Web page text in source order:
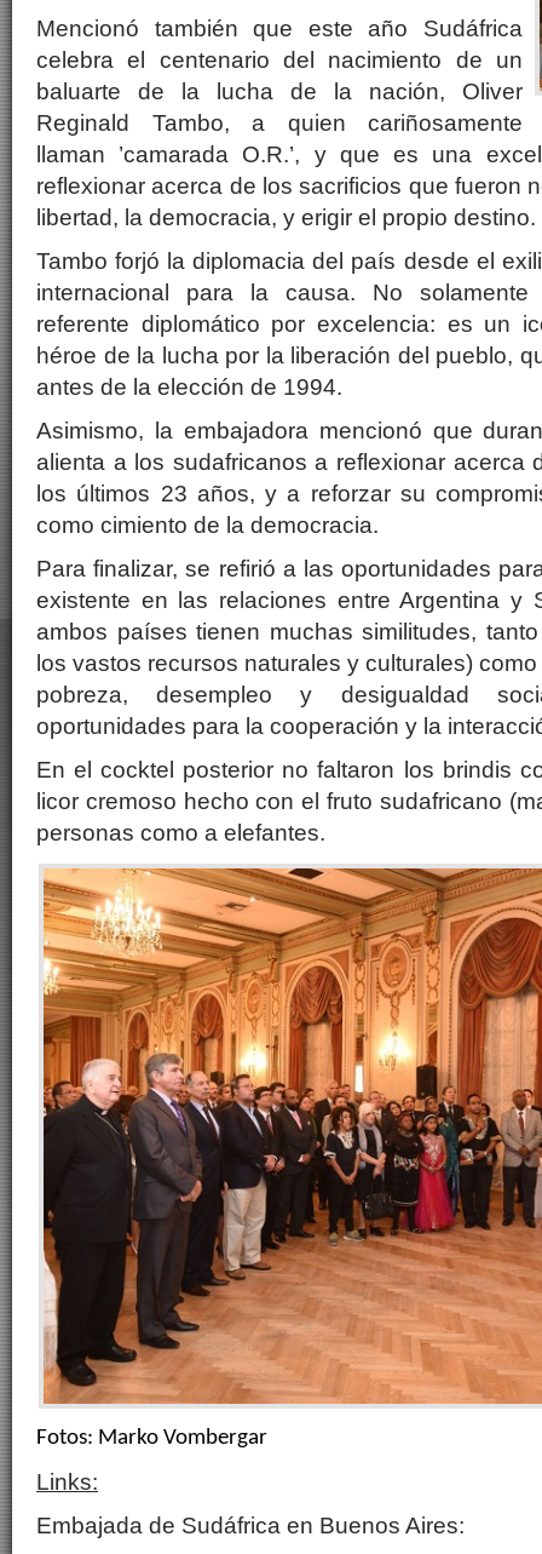
Mencionó también que este año Sudáfrica
celebra el centenario del nacimiento de un
baluarte de la lucha de la nación, Oliver
Reginald Tambo, a quien cariñosamente
llaman ’camarada O.R.’, y que es una
reflexionar acerca de los sacrificios que fueron
libertad, la democracia, y erigir el propio destino.
Tambo forjó la diplomacia del país desde el
internacional para la causa. No
referente diplomático por excelencia: es un
héroe de la lucha por la liberación del pueblo,
antes de la elección de 1994.
Asimismo, la embajadora mencionó que
alienta a los sudafricanos a reflexionar acerca
los últimos 23 años, y a reforzar su
como cimiento de la democracia.
Para finalizar, se refirió a las oportunidades
existente en las relaciones entre Argentina y
ambos países tienen muchas similitudes,
los vastos recursos naturales y culturales)
pobreza, desempleo y desigualdad
oportunidades para la cooperación y la
En el cocktel posterior no faltaron los brindis
licor cremoso hecho con el fruto sudafricano
personas como a elefantes.
Fotos: Marko Vombergar
Links:
Embajada de Sudáfrica en Buenos Aires: